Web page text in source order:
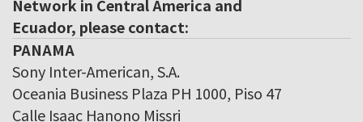
Network in Central America and
Ecuador, please contact:
PANAMA
Sony Inter-American, S.A.
Oceania Business Plaza PH 1000, Piso 47
Calle Isaac Hanono Missri